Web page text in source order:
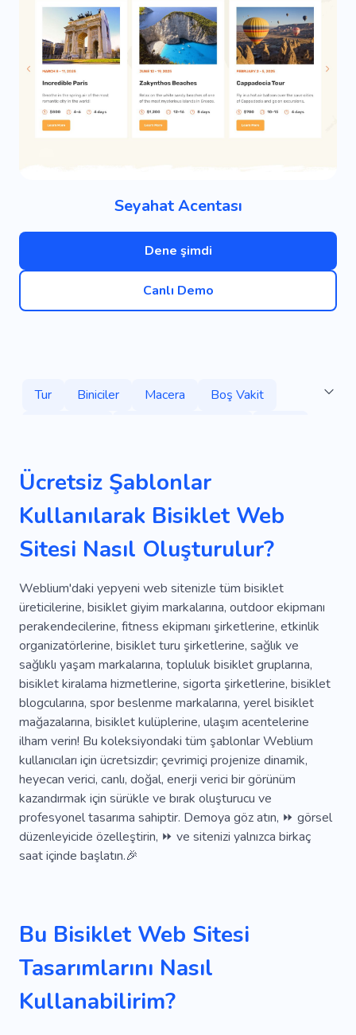
Seyahat Acentası
Dene şimdi
Canlı Demo
Tur Biniciler Macera
Boş Vakit
Havuz Kulübü
Kiralama
Turizm
Vahşi Yaşam
Seyahat
Ulusal Parklar
Tatil Orman
Coğrafya
Balıkçılık
Tekneler
Palmiyeler
Yamaç Paraşütü
Rafting
Suda Tatil
Yatçılık
Sırt Çantası Uzay
Plajlar
Soğuk
Hobi
Çocuklar Için At Kulübü
Dalış
Güvenli At Binme
Valizler
Yürümek
Park Van Su
Skydiving
Yarışma
Spor Salonu Maraton
Vücut
Sporcu
Web Geliştirme
Koşma
Fitness
CrossFit
Aktif Yaşam Tarzı
Norveç
Hostes Aktivite Hızlı
Ücretsiz Şablonlar
Kullanılarak Bisiklet Web
Sitesi Nasıl Oluşturulur?
Weblium'daki yepyeni web sitenizle tüm bisiklet
üreticilerine, bisiklet giyim markalarına, outdoor ekipmanı
perakendecilerine, fitness ekipmanı şirketlerine, etkinlik
organizatörlerine, bisiklet turu şirketlerine, sağlık ve
sağlıklı yaşam markalarına, topluluk bisiklet gruplarına,
bisiklet kiralama hizmetlerine, sigorta şirketlerine, bisiklet
blogcularına, spor beslenme markalarına, yerel bisiklet
mağazalarına, bisiklet kulüplerine, ulaşım acentelerine
ilham verin! Bu koleksiyondaki tüm şablonlar Weblium
kullanıcıları için ücretsizdir; çevrimiçi projenize dinamik,
heyecan verici, canlı, doğal, enerji verici bir görünüm
kazandırmak için sürükle ve bırak oluşturucu ve
profesyonel tasarıma sahiptir. Demoya göz atın, ⏩ görsel
düzenleyicide özelleştirin, ⏩ ve sitenizi yalnızca birkaç
saat içinde başlatın.🎉
Bu Bisiklet Web Sitesi
Tasarımlarını Nasıl
Kullanabilirim?